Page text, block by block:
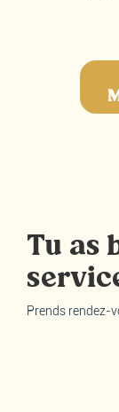
Tu as
Prends rendez-